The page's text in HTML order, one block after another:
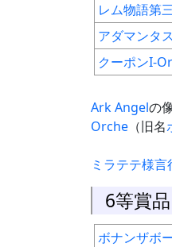
レム物語第
アダマンタ
クーポンI-
Ark Angelの
Orche （旧名
ミラテテ様言
6等賞品
ボナンザボ